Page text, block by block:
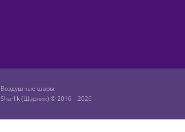
Воздушные шары
Sharlik (Шарлик) © 2016 – 2026